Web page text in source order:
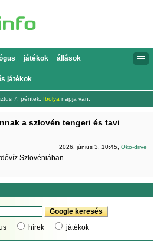
játékok állások
játékok
7, péntek, Ibolya napja van.
a szlovén tengeri és tavi
2026. június 3. 10:45,Öko-drive
Szlovéniában.
hírek játékok